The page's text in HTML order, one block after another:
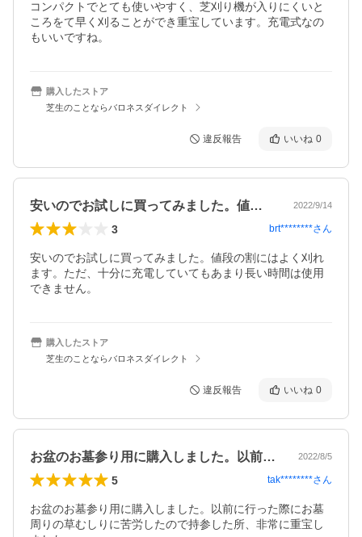
コンパクトでとても使いやすく、芝刈り機が入りにくいと
ころをて早く刈ることができ重宝しています。充電式なの
もいいですね。
購入したストア
芝生のことならバロネスダイレクト
違反報告 いいね 0
安いのでお試しに買ってみました。値段の… 2022/9/14
3 brt********さん
安いのでお試しに買ってみました。値段の割にはよく刈れ
ます。ただ、十分に充電していてもあまり長い時間は使用
できません。
購入したストア
芝生のことならバロネスダイレクト
違反報告 いいね 0
お盆のお墓参り用に購入しました。以前に… 2022/8/5
5 tak********さん
お盆のお墓参り用に購入しました。以前に行った際にお墓
周りの草むしりに苦労したので持参した所、非常に重宝し